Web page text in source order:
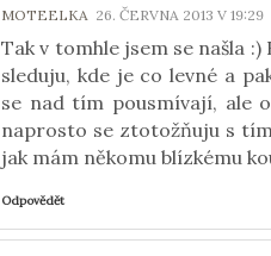
MOTEELKA 26. ČERVNA 2013 V 19:29
Tak v tomhle jsem se našla
sleduju, kde je co levné a
se nad tím pousmívají, ale
naprosto se ztotožňuju s
jak mám někomu blízkému
Odpovědět